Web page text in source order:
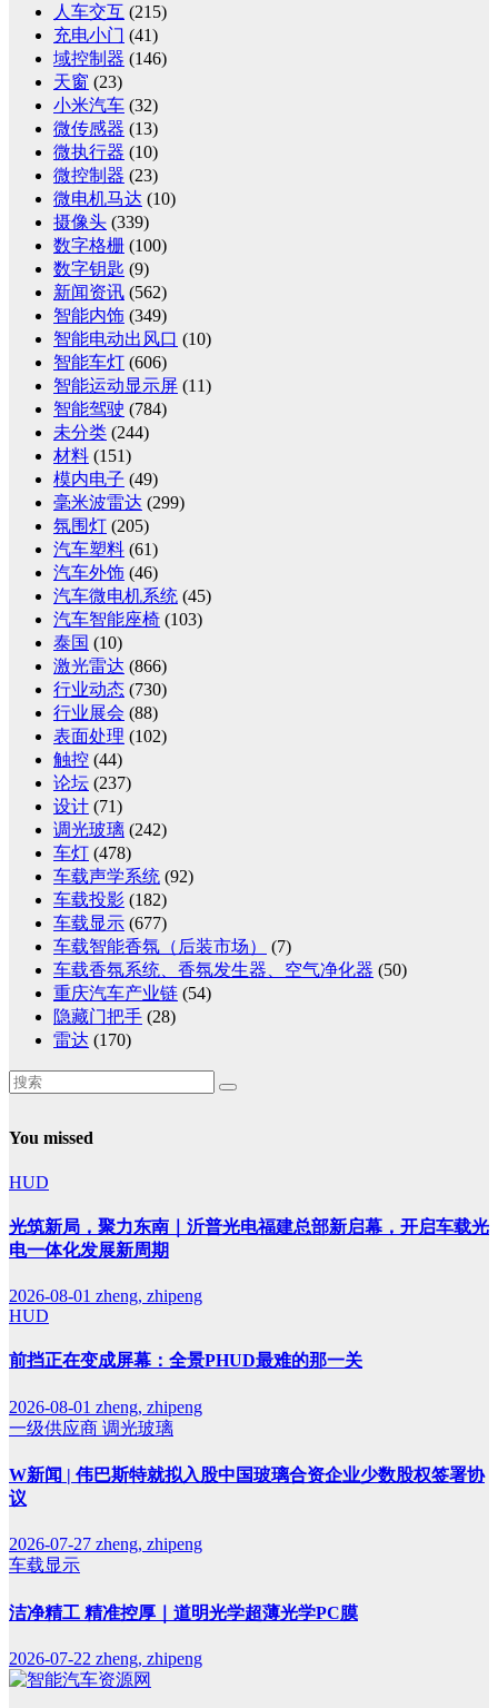
人车交互 (215)
充电小门 (41)
域控制器 (146)
天窗 (23)
小米汽车 (32)
微传感器 (13)
微执行器 (10)
微控制器 (23)
微电机马达 (10)
摄像头 (339)
数字格栅 (100)
数字钥匙 (9)
新闻资讯 (562)
智能内饰 (349)
智能电动出风口 (10)
智能车灯 (606)
智能运动显示屏 (11)
智能驾驶 (784)
未分类 (244)
材料 (151)
模内电子 (49)
毫米波雷达 (299)
氛围灯 (205)
汽车塑料 (61)
汽车外饰 (46)
汽车微电机系统 (45)
汽车智能座椅 (103)
泰国 (10)
激光雷达 (866)
行业动态 (730)
行业展会 (88)
表面处理 (102)
触控 (44)
论坛 (237)
设计 (71)
调光玻璃 (242)
车灯 (478)
车载声学系统 (92)
车载投影 (182)
车载显示 (677)
车载智能香氛（后装市场）
(7)
车载香氛系统、香氛发生器、空气净化器 (50)
重庆汽车产业链 (54)
隐藏门把手 (28)
雷达 (170)
You missed
HUD
光筑新局，聚力东南｜沂普光电福建总部新启幕，开启车载光
电一体化发展新周期
2026-08-01 zheng, zhipeng
HUD
前挡正在变成屏幕：全景PHUD最难的那一关
2026-08-01 zheng, zhipeng
一级供应商 调光玻璃
W新闻 | 伟巴斯特就拟入股中国玻璃合资企业少数股权签署协
议
2026-07-27 zheng, zhipeng
车载显示
洁净精工 精准控厚｜道明光学超薄光学PC膜
2026-07-22 zheng, zhipeng